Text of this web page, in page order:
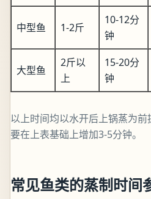
中型鱼 1-2斤
10-12分
钟
大型鱼
2斤以
上
15-20分
钟
以上时间均以水开后上锅蒸为
要在上表基础上增加3-5分钟。
常见鱼类的蒸制时间